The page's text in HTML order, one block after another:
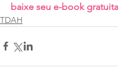
baixe seu e-book
TDAH